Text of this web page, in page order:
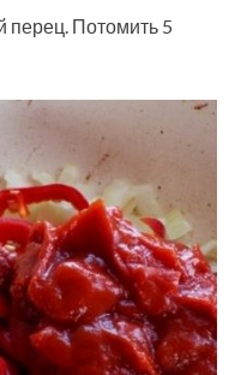
перец. Потомить 5